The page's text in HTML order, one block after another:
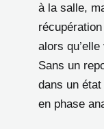
à la salle,
alors
Sans un
dans un
en phase